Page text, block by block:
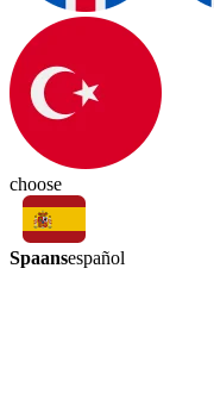
choose
Spaansespañol